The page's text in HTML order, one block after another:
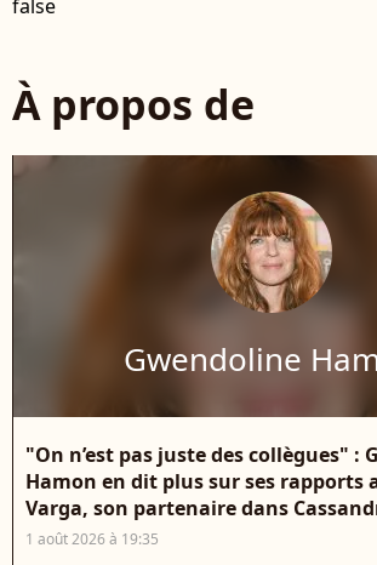
false
À propos de
Gwendoline
"On n’est pas juste des collègues" :
Hamon en dit plus sur ses rapports
Varga, son partenaire dans
1 août 2026 à 19:35